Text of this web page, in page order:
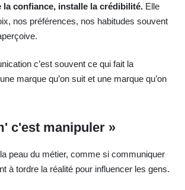
la confiance, installe la crédibilité. Elle
nos préférences, nos habitudes souvent
c’est souvent ce qui fait la
marque qu’on suit et une marque qu’on
c'est manipuler »
peau du métier, comme si communiquer
à tordre la réalité pour influencer les gens.